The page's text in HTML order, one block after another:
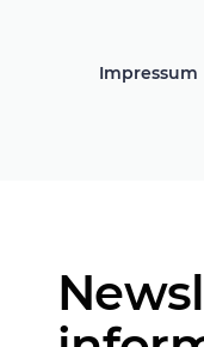
Impressum